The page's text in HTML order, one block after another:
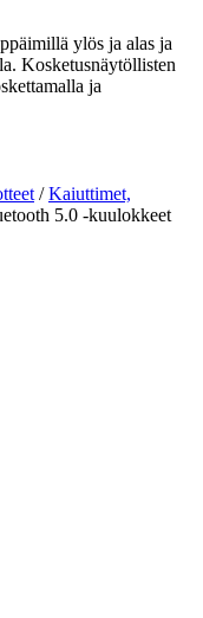
ylös ja alas ja
Kosketusnäytöllisten
ja
/Kaiuttimet,
5.0 -kuulokkeet